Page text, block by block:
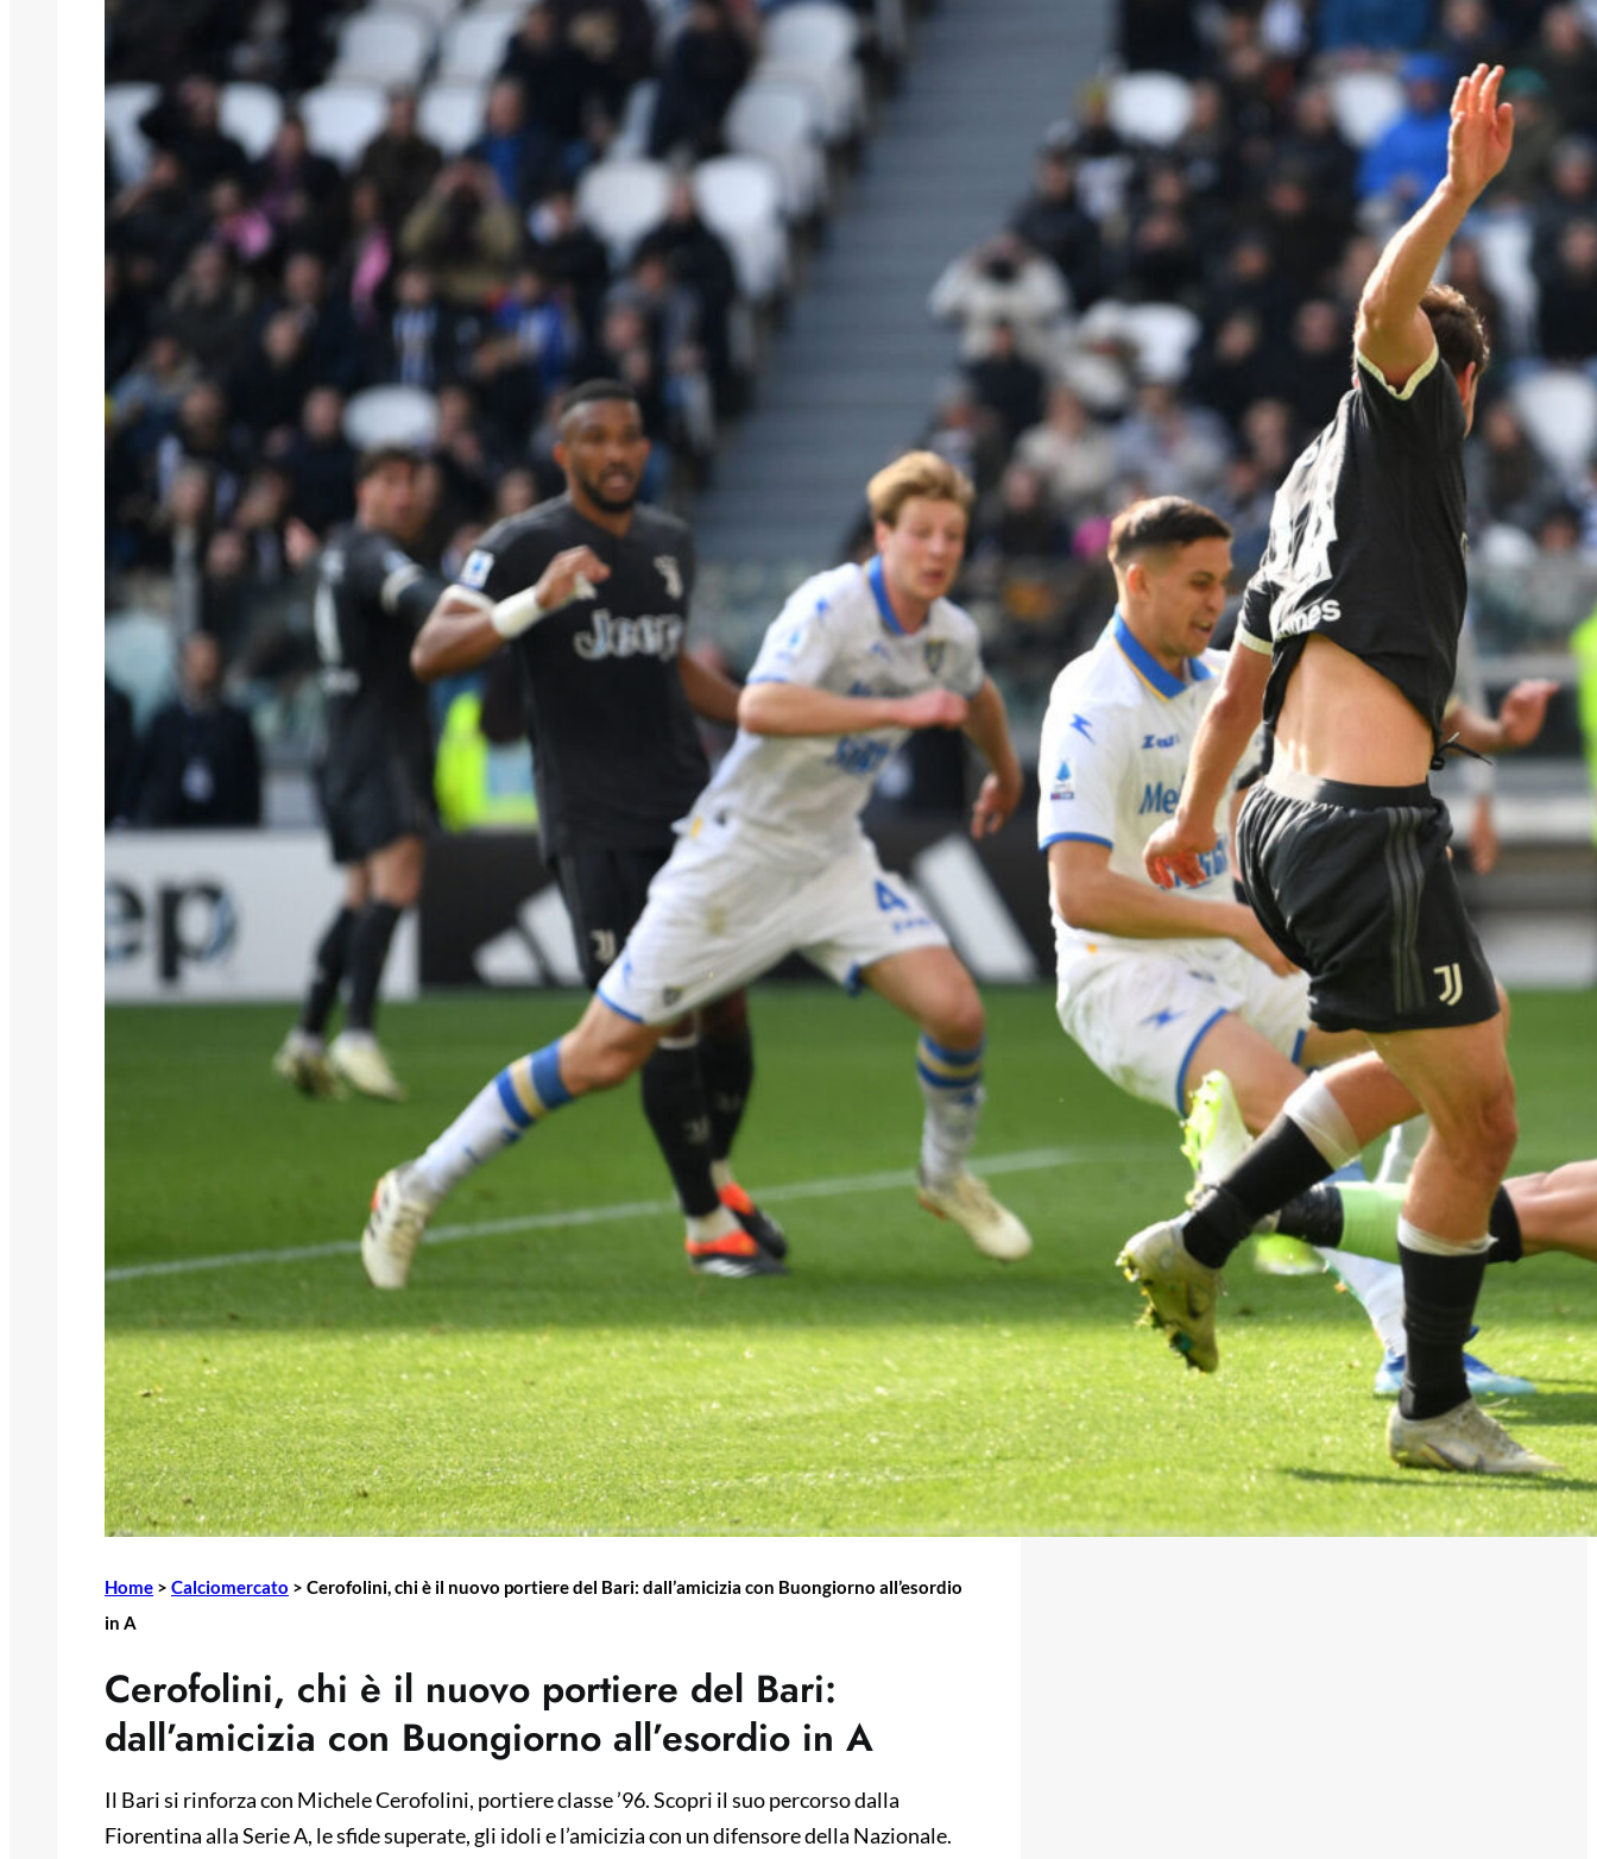
Home > Calciomercato > Cerofolini, chi è il nuovo portiere del Bari: dall’amicizia con Buongiorno all’esordio
in A
Cerofolini, chi è il nuovo portiere del Bari:
dall’amicizia con Buongiorno all’esordio in A
Il Bari si rinforza con Michele Cerofolini, portiere classe ’96. Scopri il suo percorso dalla
Fiorentina alla Serie A, le sfide superate, gli idoli e l’amicizia con un difensore della Nazionale.
Ripescaggio in Serie B per il Bari: la
speranza è legata alla crisi della Juve
Stabia
28 Maggio 2026
Futuro Bari, Leccese a De Laurentiis:
“Serve un piano industriale serio,
non siamo una seconda squadra”
27 Maggio 2026